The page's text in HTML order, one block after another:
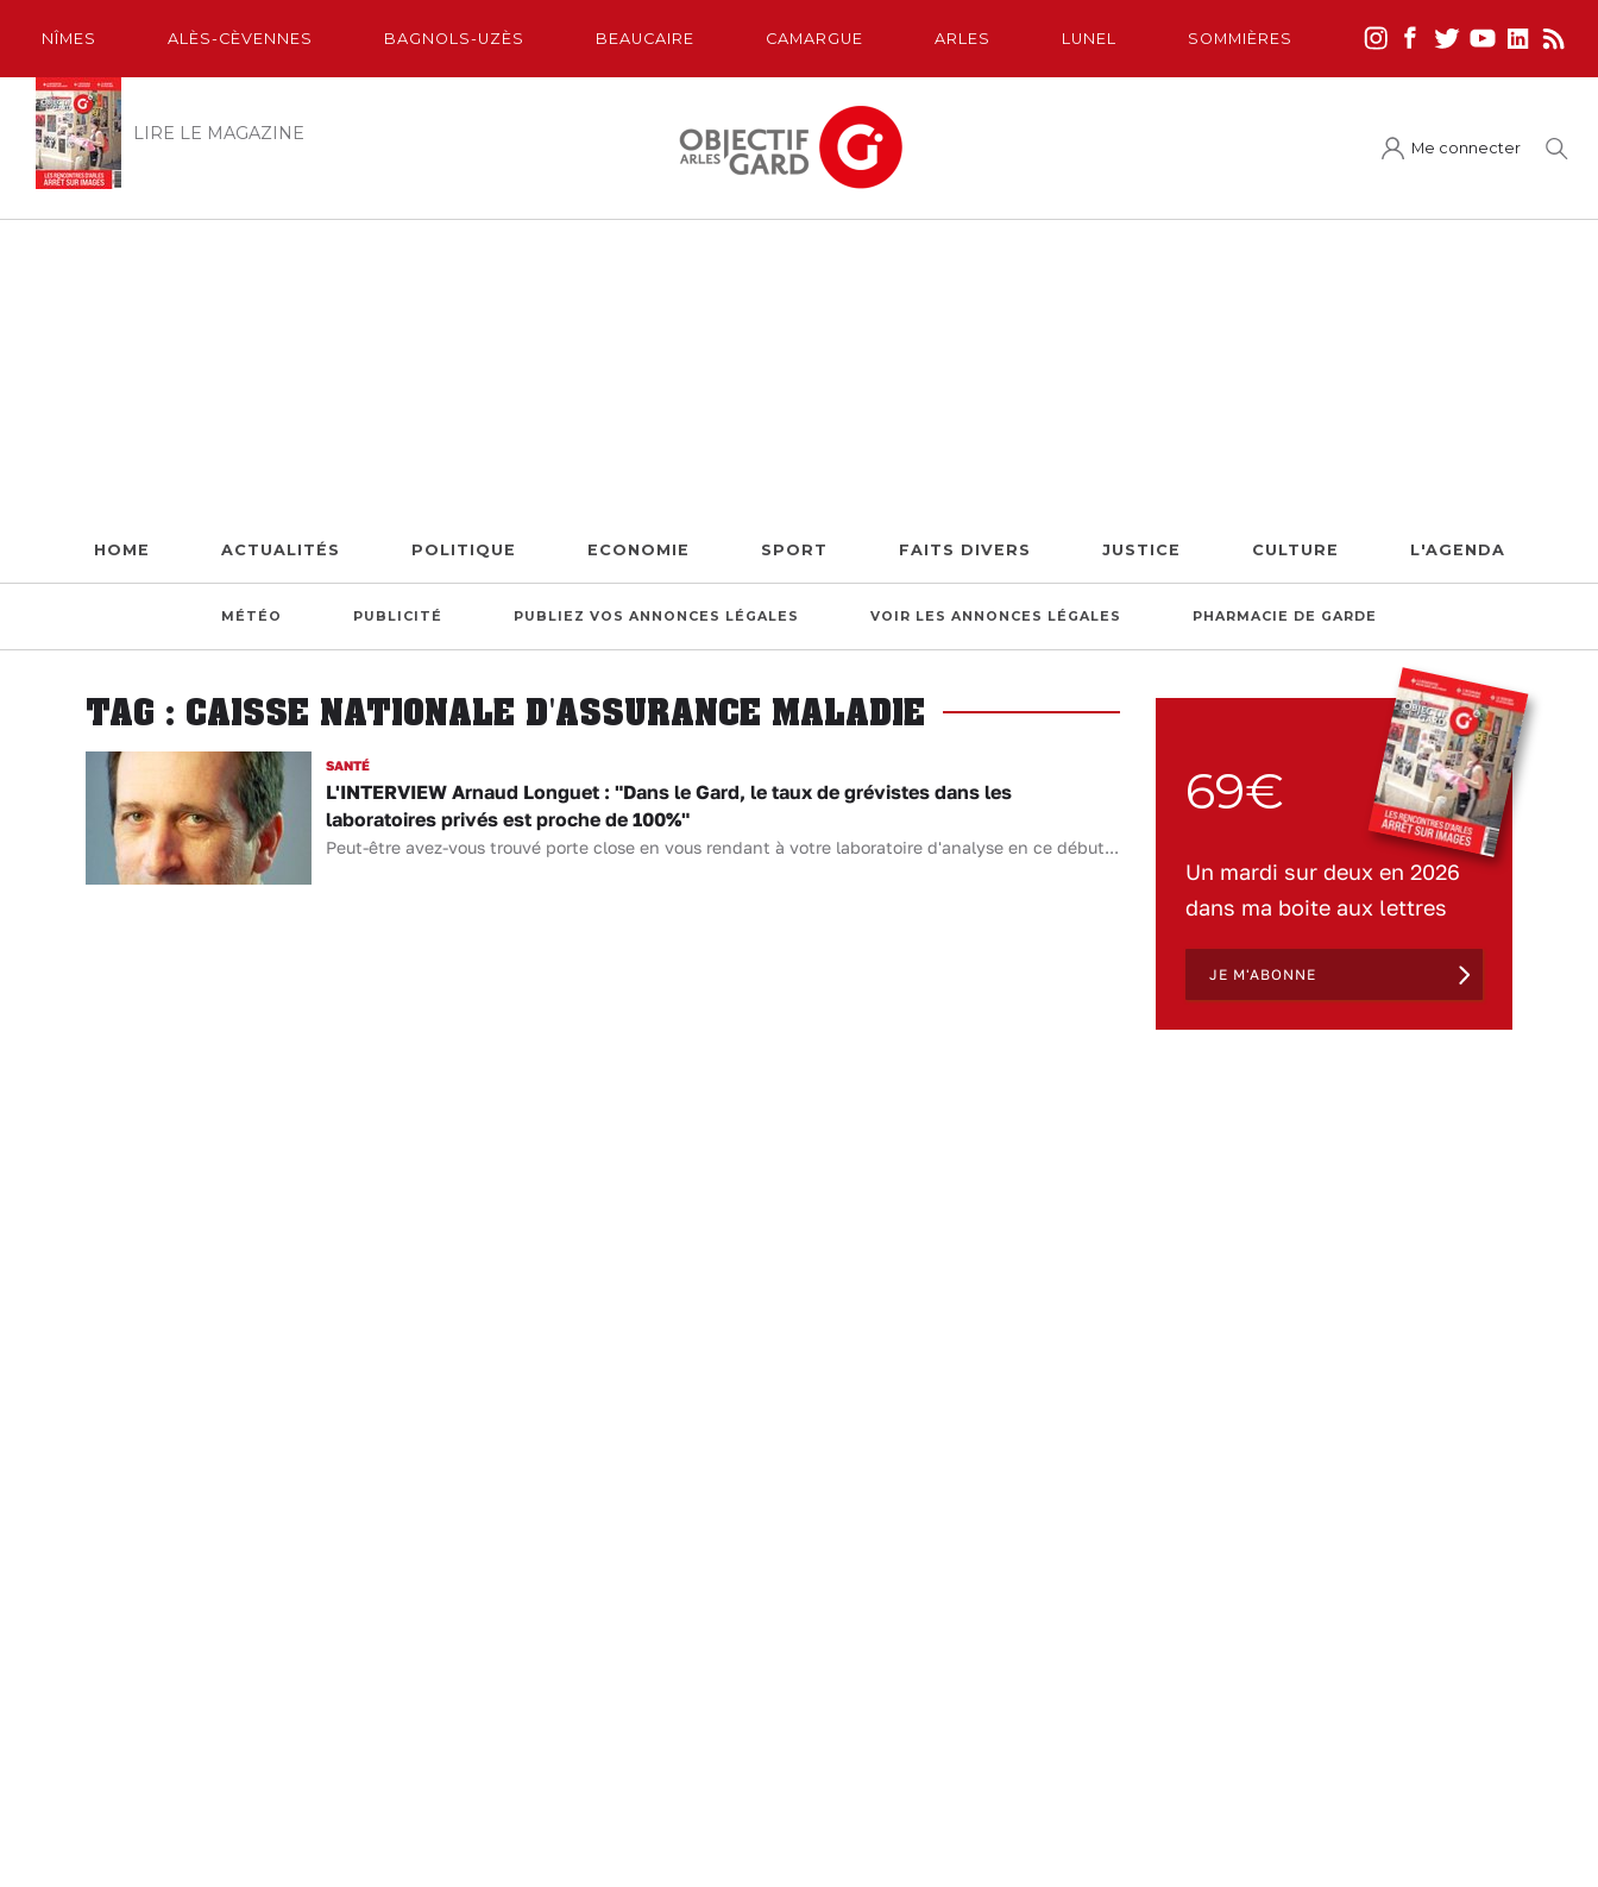
NÎMES ALÈS-CÈVENNES BAGNOLS-UZÈS BEAUCAIRE CAMARGUE ARLES LUNEL SOMMIÈRES
LIRE LE MAGAZINE
Me connecter
HOME ACTUALITÉS POLITIQUE ECONOMIE SPORT FAITS DIVERS JUSTICE CULTURE L'AGENDA
MÉTÉO PUBLICITÉ PUBLIEZ VOS ANNONCES LÉGALES VOIR LES ANNONCES LÉGALES PHARMACIE DE GARDE
TAG : CAISSE NATIONALE D'ASSURANCE MALADIE
SANTÉ
L'INTERVIEW Arnaud Longuet : "Dans le Gard, le taux de grévistes dans les
laboratoires privés est proche de 100%"
Peut-être avez-vous trouvé porte close en vous rendant à votre laboratoire d'analyse en ce début...
69€
Un mardi sur deux en 2026
dans ma boite aux lettres
JE M'ABONNE